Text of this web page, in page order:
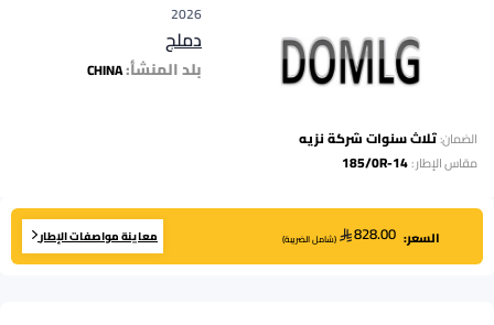
2026
دملج
بلد المنشأ:CHINA
الضمان:ثلاث سنوات شركة نزيه
مقاس الإطار:
185/0R-14
السعر: 828.00
(شامل الضريبة) معاينة مواصفات الإطار